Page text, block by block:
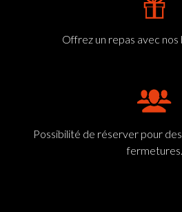
Offrez un repas avec nos
Possibilité de réserver pour
fermetures.